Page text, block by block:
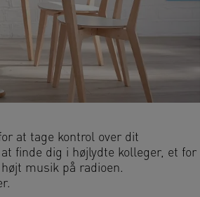
at tage kontrol over dit
finde dig i højlydte kolleger, et for
musik på radioen.